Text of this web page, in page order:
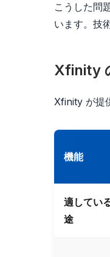
こうした問
います。技
Xfinity
Xfinity が提
機能
適してい
途